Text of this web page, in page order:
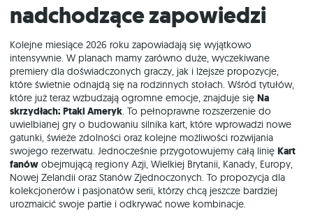
Nadchodzące zapowiedzi
Kolejne miesiące 2026 roku zapowiadają się wyjątkowo
intensywnie. W planach mamy zarówno duże, wyczekiwane
premiery dla doświadczonych graczy, jak i lżejsze propozycje,
które świetnie odnajdą się na rodzinnych stołach. Wśród tytułów,
które już teraz wzbudzają ogromne emocje, znajduje się Na
skrzydłach: Ptaki Ameryk. To pełnoprawne rozszerzenie do
uwielbianej gry o budowaniu silnika kart, które wprowadzi nowe
gatunki, świeże zdolności oraz kolejne możliwości rozwijania
swojego rezerwatu. Jednocześnie przygotowujemy całą linię Kart
fanów obejmującą regiony Azji, Wielkiej Brytanii, Kanady, Europy,
Nowej Zelandii oraz Stanów Zjednoczonych. To propozycja dla
kolekcjonerów i pasjonatów serii, którzy chcą jeszcze bardziej
urozmaicić swoje partie i odkrywać nowe kombinacje.